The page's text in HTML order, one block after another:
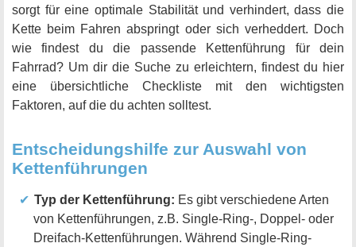
sorgt für eine optimale Stabilität und verhindert, dass die
Kette beim Fahren abspringt oder sich verheddert. Doch
wie findest du die passende Kettenführung für dein
Fahrrad? Um dir die Suche zu erleichtern, findest du hier
eine übersichtliche Checkliste mit den wichtigsten
Faktoren, auf die du achten solltest.
Entscheidungshilfe zur Auswahl von
Kettenführungen
Typ der Kettenführung: Es gibt verschiedene Arten
von Kettenführungen, z.B. Single-Ring-, Doppel- oder
Dreifach-Kettenführungen. Während Single-Ring-